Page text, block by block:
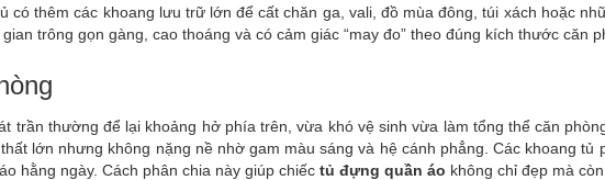
có thêm các khoang lưu trữ lớn để cất chăn ga, vali, đồ mùa đông, túi xách hoặc
trông gọn gàng, cao thoáng và có cảm giác “may đo” theo đúng kích thước căn
trần thường để lại khoảng hở phía trên, vừa khó vệ sinh vừa làm tổng thể căn
lớn nhưng không nặng nề nhờ gam màu sáng và hệ cánh phẳng. Các khoang
hằng ngày. Cách phân chia này giúp chiếc tủ đựng quần áo không chỉ đẹp mà